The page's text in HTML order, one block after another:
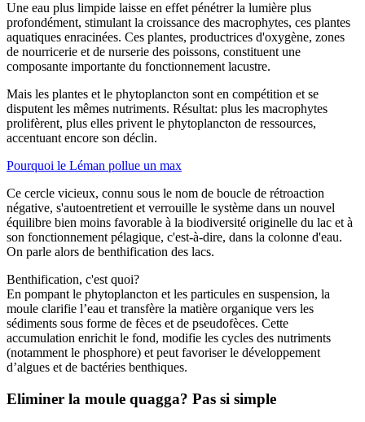
Une eau plus limpide laisse en effet pénétrer la lumière plus
profondément, stimulant la croissance des macrophytes, ces plantes
aquatiques enracinées. Ces plantes, productrices d'oxygène, zones
de nourricerie et de nurserie des poissons, constituent une
composante importante du fonctionnement lacustre.
Mais les plantes et le phytoplancton sont en compétition et se
disputent les mêmes nutriments. Résultat: plus les macrophytes
prolifèrent, plus elles privent le phytoplancton de ressources,
accentuant encore son déclin.
Pourquoi le Léman pollue un max
Ce cercle vicieux, connu sous le nom de boucle de rétroaction
négative, s'autoentretient et verrouille le système dans un nouvel
équilibre bien moins favorable à la biodiversité originelle du lac et à
son fonctionnement pélagique, c'est-à-dire, dans la colonne d'eau.
On parle alors de benthification des lacs.
Benthification, c'est quoi?
En pompant le phytoplancton et les particules en suspension, la
moule clarifie l’eau et transfère la matière organique vers les
sédiments sous forme de fèces et de pseudofèces. Cette
accumulation enrichit le fond, modifie les cycles des nutriments
(notamment le phosphore) et peut favoriser le développement
d’algues et de bactéries benthiques.
Eliminer la moule quagga? Pas si simple